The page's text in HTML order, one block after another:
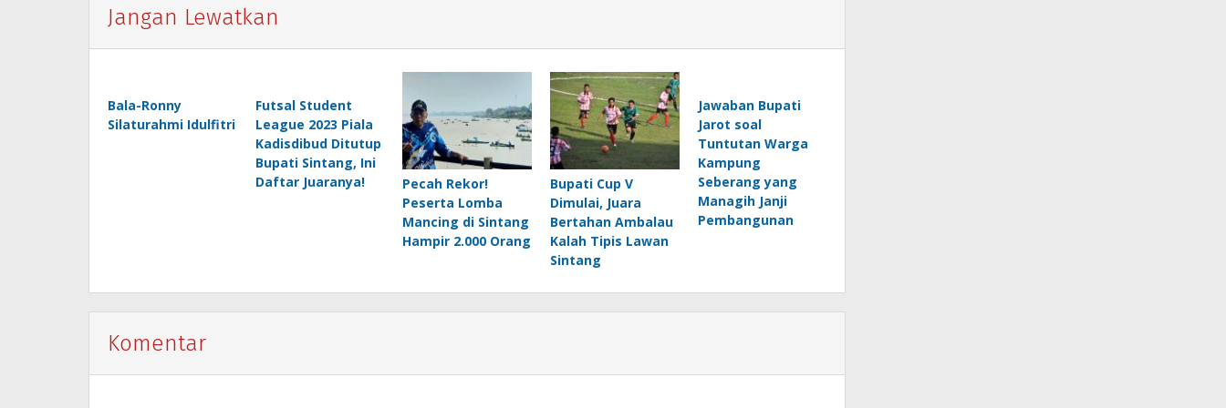
Jangan Lewatkan
Bala-Ronny
Silaturahmi Idulfitri
Futsal Student
League 2023 Piala
Kadisdibud Ditutup
Bupati Sintang, Ini
Daftar Juaranya!
Pecah Rekor!
Peserta Lomba
Mancing di Sintang
Hampir 2.000 Orang
Bupati Cup V
Dimulai, Juara
Bertahan Ambalau
Kalah Tipis Lawan
Sintang
Jawaban Bupati
Jarot soal
Tuntutan Warga
Kampung
Seberang yang
Managih Janji
Pembangunan
Komentar